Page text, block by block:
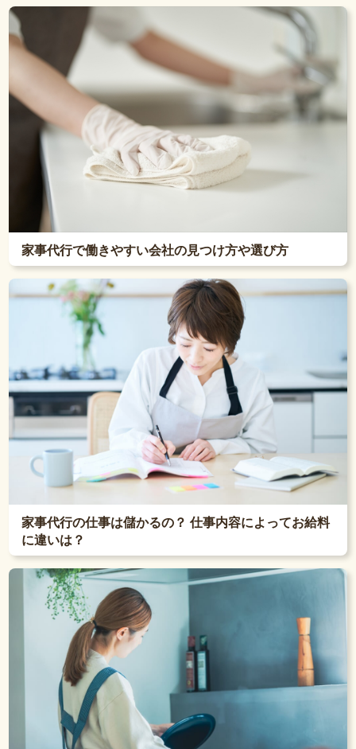
家事代行で働きやすい会社の見つけ方や選び方
家事代行の仕事は儲かるの？ 仕事内容によってお給料
に違いは？